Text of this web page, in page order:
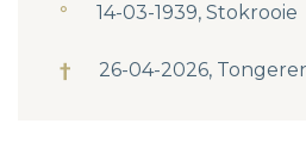
° 14-03-1939, Stokrooie
† 26-04-2026,